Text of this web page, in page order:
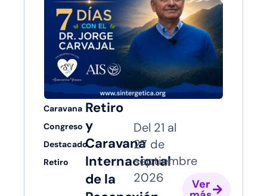
Caravana
Congreso
Destacado
Retiro
Retiro
y
Caravana
Internacional
de la
Del 21 al
27 de
septiembre
2026
Ver